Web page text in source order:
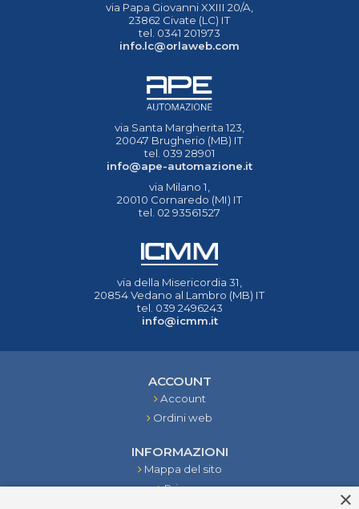
via Papa Giovanni XXIII 20/A,
23862 Civate (LC) IT
tel. 0341 201973
info.lc@orlaweb.com
via Santa Margherita 123,
20047 Brugherio (MB) IT
tel. 039 28901
info@ape-automazione.it
via Milano 1,
20010 Cornaredo (MI) IT
tel. 02 93561527
via della Misericordia 31,
20854 Vedano al Lambro (MB) IT
tel. 039 2496243
info@icmm.it
ACCOUNT
Account
Ordini web
INFORMAZIONI
Mappa del sito
Privacy
×